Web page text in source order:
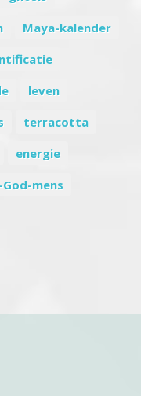
Maya-kalender
leven
terracotta
energie
mens